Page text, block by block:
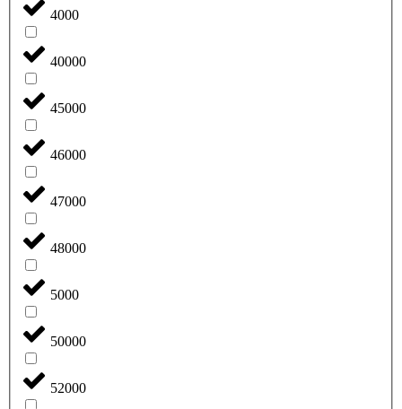
4000
40000
45000
46000
47000
48000
5000
50000
52000